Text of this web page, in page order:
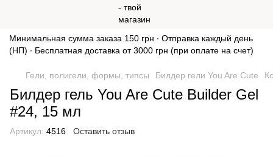
Минимальная сумма заказа 150 грн ∙ Отправка каждый день
(НП) ∙ Бесплатная доставка от 3000 грн (при оплате на счет)
Гели, полигели, формы, типсы Билдер гели You Are Cute
Билдер гель You Are Cute Builder Gel
#24, 15 мл
Артикул: 4516 Оставить отзыв